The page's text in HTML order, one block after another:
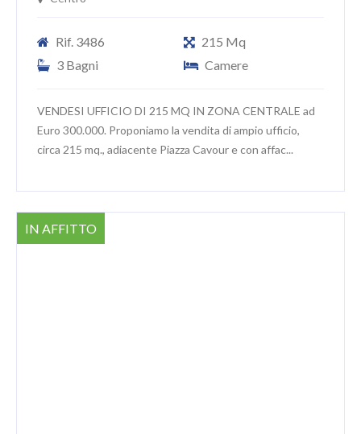
Rif. 3486
215 Mq
3 Bagni
Camere
VENDESI UFFICIO DI 215 MQ IN ZONA CENTRALE ad
Euro 300.000. Proponiamo la vendita di ampio ufficio,
circa 215 mq., adiacente Piazza Cavour e con affac...
IN AFFITTO